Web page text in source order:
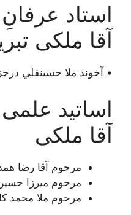
استاد
آقا ملكى
• آخوند ملا حسينقلي
اساتید
آقا ملکی
مرحوم آقا رضا
مرحوم میرزا
مرحوم ملا محمد